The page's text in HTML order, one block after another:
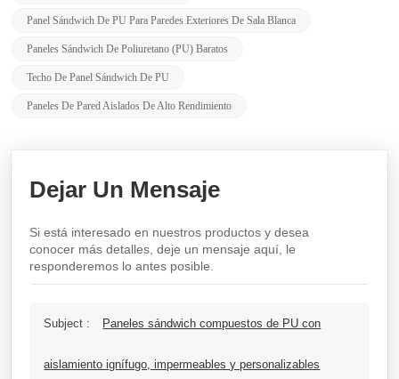
Panel Sándwich De PU Para Paredes Exteriores De Sala Blanca
Paneles Sándwich De Poliuretano (PU) Baratos
Techo De Panel Sándwich De PU
Paneles De Pared Aislados De Alto Rendimiento
Dejar Un Mensaje
Si está interesado en nuestros productos y desea
conocer más detalles, deje un mensaje aquí, le
responderemos lo antes posible.
Subject : Paneles sándwich compuestos de PU con
aislamiento ignífugo, impermeables y personalizables